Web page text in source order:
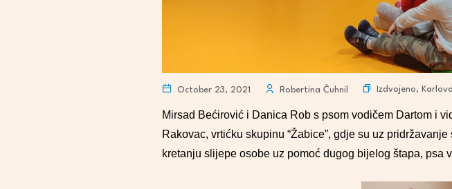
October 23, 2021 Robertina Čuhnil Izdvojeno,
Mirsad Bećirović i Danica Rob s psom vodičem Dartom i
Rakovac, vrtićku skupinu “Žabice”, gdje su uz
kretanju slijepe osobe uz pomoć dugog bijelog štapa, psa